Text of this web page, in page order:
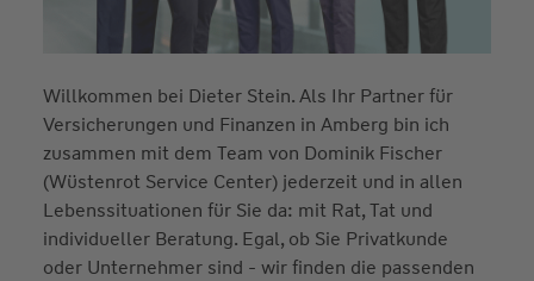
Willkommen bei Dieter Stein. Als Ihr Partner für
Versicherungen und Finanzen in Amberg bin ich
zusammen mit dem Team von Dominik Fischer
(Wüstenrot Service Center) jederzeit und in allen
Lebenssituationen für Sie da: mit Rat, Tat und
individueller Beratung. Egal, ob Sie Privatkunde
oder Unternehmer sind - wir finden die passenden